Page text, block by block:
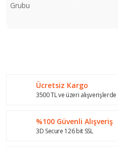
Grubu
Ürün resmi kalitesiz, bozuk
Ürün bilgilerinde hatalar
Ücretsiz Kargo
3500 TL ve üzeri alışverişlerde
%100 Güvenli Alışveriş
3D Secure 126 bit SSL